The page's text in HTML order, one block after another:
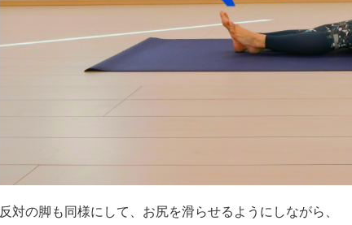
反対の脚も同様にして、お尻を滑らせるようにしながら、